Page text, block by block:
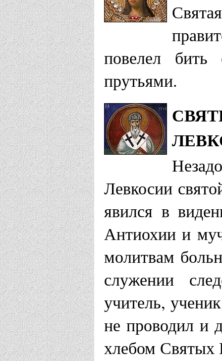
повелел
прутьями.
Левкосии
явился в
Антиохии и
молитвам
служении
учитель,
не проводил и
хлебом Святых